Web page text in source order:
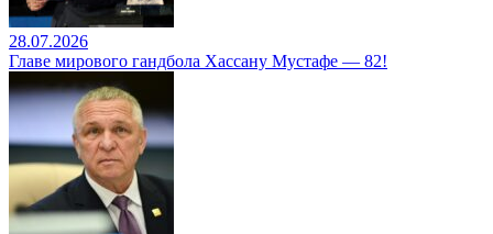
28.07.2026
Главе мирового гандбола Хассану Мустафе — 82!